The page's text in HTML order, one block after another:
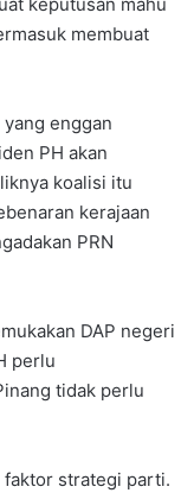
membuat
enggan
PH akan
koalisi itu
kerajaan
PRN
DAP negeri
perlu
tidak perlu
faktor strategi parti.